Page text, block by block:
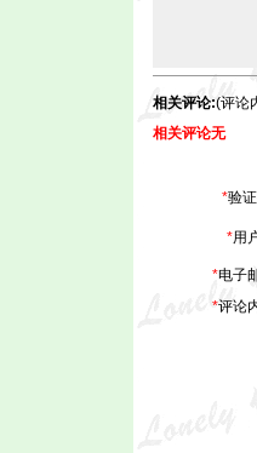
相关评论:(评论
相关评论无
*验证
*用
*电子
*评论